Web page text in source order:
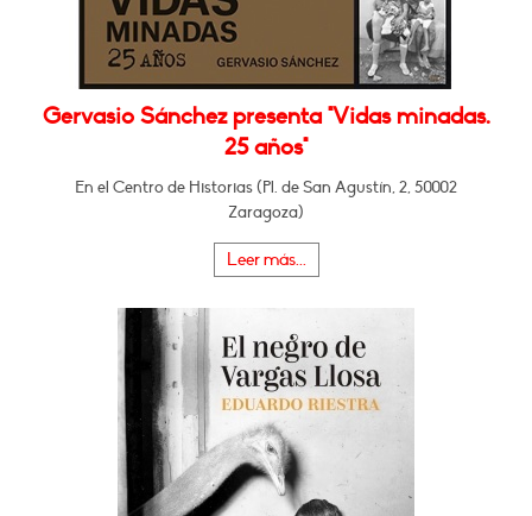
Gervasio Sánchez presenta "Vidas minadas.
25 años"
En el Centro de Historias (Pl. de San Agustín, 2, 50002
Zaragoza)
Leer más...